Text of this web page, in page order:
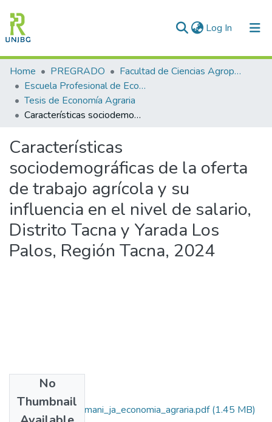
Log In (current)
Communities & Collections
All of DSpace
Statistics
Enviar tesis
Home PREGRADO
Facultad de Ciencias Agropecuarias
Escuela Profesional de Economía Agraria
Tesis de Economía Agraria
Características sociodemográficas de la oferta de trabajo agrícola y su influencia en el nivel de salario, Distrito Tacna y Yarada Los Palos, Región Tacna, 2024
Características
sociodemográficas de la oferta
de trabajo agrícola y su
influencia en el nivel de salario,
Distrito Tacna y Yarada Los
Palos, Región Tacna, 2024
No
Thumbnail
2024_jihuana_mamani_ja_economia_agraria.pdf(1.45 MB)